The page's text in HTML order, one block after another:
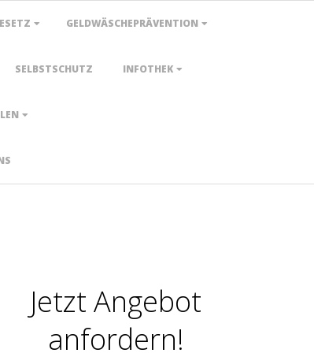
GELDWÄSCHEPRÄVENTION
SELBSTSCHUTZ INFOTHEK
Jetzt Angebot
anfordern!